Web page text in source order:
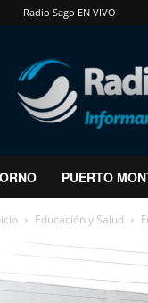
Radio Sago EN VIVO
RadioSago
PUERTO
Educación y Salud